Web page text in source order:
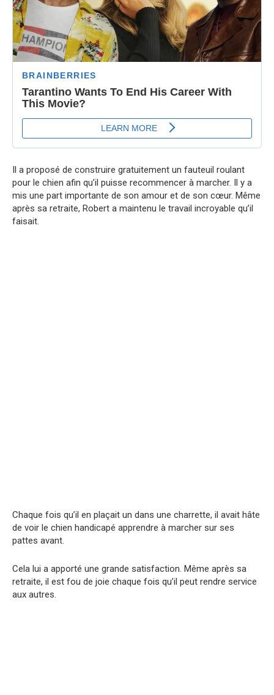
Il a proposé de construire gratuitement un fauteuil roulant
pour le chien afin qu’il puisse recommencer à marcher. Il y a
mis une part importante de son amour et de son cœur. Même
après sa retraite, Robert a maintenu le travail incroyable qu’il
faisait.
Chaque fois qu’il en plaçait un dans une charrette, il avait hâte
de voir le chien handicapé apprendre à marcher sur ses
pattes avant.
Cela lui a apporté une grande satisfaction. Même après sa
retraite, il est fou de joie chaque fois qu’il peut rendre service
aux autres.